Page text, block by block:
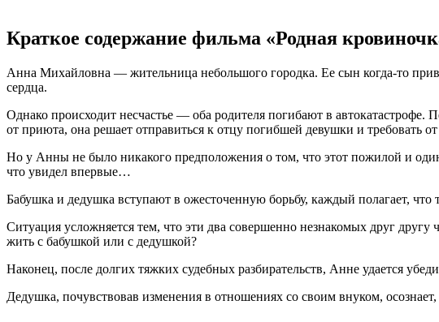
Краткое содержание фильма «Родная
Анна Михайловна — жительница небольшого городка. Ее сын когда-то
сердца.
Однако происходит несчастье — оба родителя погибают в
от приюта, она решает отправиться к отцу погибшей девушки и требовать от
Но у Анны не было никакого предположения о том, что этот пожилой и
что увидел впервые…
Бабушка и дедушка вступают в ожесточенную борьбу, каждый полагает, что
Ситуация усложняется тем, что эти два совершенно незнакомых друг
жить с бабушкой или с дедушкой?
Наконец, после долгих тяжких судебных разбирательств, Анне удается
Дедушка, почувствовав изменения в отношениях со своим внуком,